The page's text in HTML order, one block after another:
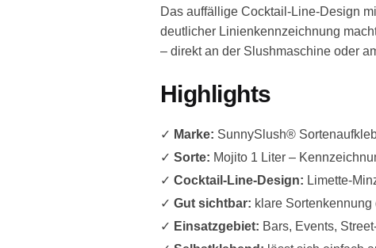
Das auffällige Cocktail-Line-Design
deutlicher Linienkennzeichnung
– direkt an der Slushmaschine oder
Highlights
✓ Marke: SunnySlush®
✓ Sorte: Mojito 1 Liter –
✓ Cocktail-Line-Design: Limette-
✓ Gut sichtbar: klare
✓ Einsatzgebiet: Bars, Events,